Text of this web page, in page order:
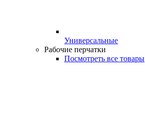
Универсальные
Рабочие перчатки
Посмотреть все товары